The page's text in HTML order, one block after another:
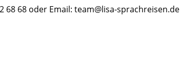
68 oder Email: team@lisa-sprachreisen.de